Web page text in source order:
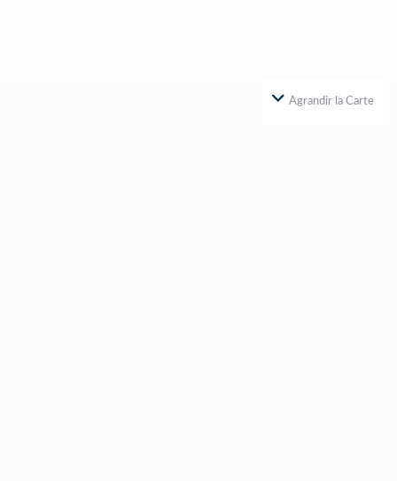
Agrandir la Carte